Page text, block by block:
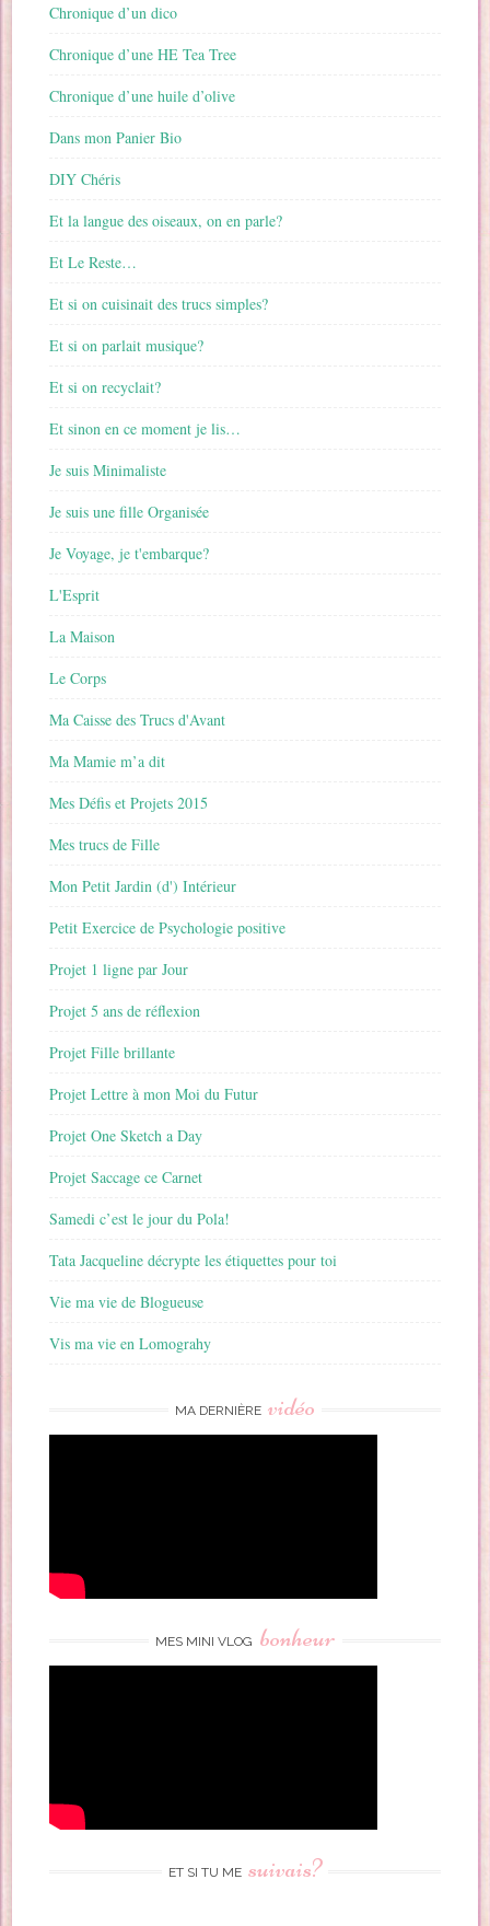
Chronique d’un dico
Chronique d’une HE Tea Tree
Chronique d’une huile d’olive
Dans mon Panier Bio
DIY Chéris
Et la langue des oiseaux, on en parle?
Et Le Reste…
Et si on cuisinait des trucs simples?
Et si on parlait musique?
Et si on recyclait?
Et sinon en ce moment je lis…
Je suis Minimaliste
Je suis une fille Organisée
Je Voyage, je t'embarque?
L'Esprit
La Maison
Le Corps
Ma Caisse des Trucs d'Avant
Ma Mamie m’a dit
Mes Défis et Projets 2015
Mes trucs de Fille
Mon Petit Jardin (d') Intérieur
Petit Exercice de Psychologie positive
Projet 1 ligne par Jour
Projet 5 ans de réflexion
Projet Fille brillante
Projet Lettre à mon Moi du Futur
Projet One Sketch a Day
Projet Saccage ce Carnet
Samedi c’est le jour du Pola!
Tata Jacqueline décrypte les étiquettes pour toi
Vie ma vie de Blogueuse
Vis ma vie en Lomograhy
MA DERNIÈRE vidéo
MES MINI VLOG bonheur
ET SI TU ME suivais?